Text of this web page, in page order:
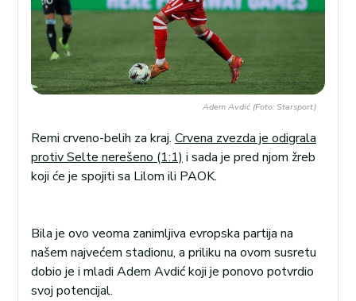
Adem Avdić (Foto: Starsport)
Remi crveno-belih za kraj. Crvena zvezda je odigrala
protiv Selte nerešeno (1:1) i sada je pred njom žreb
koji će je spojiti sa Lilom ili PAOK.
Bila je ovo veoma zanimljiva evropska partija na
našem najvećem stadionu, a priliku na ovom susretu
dobio je i mladi Adem Avdić koji je ponovo potvrdio
svoj potencijal.